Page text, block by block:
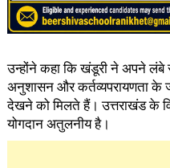
उन्होंने कहा कि ​खंडूरी ने अपने लंबे
अनुशासन और कर्तव्यपरायणता के
देखने को मिलते हैं। उत्तराखंड के
योगदान अतुलनीय है।